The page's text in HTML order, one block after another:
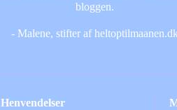
bloggen.
- Malene, stifter af heltoptilmaanen.dk
Henvendelser